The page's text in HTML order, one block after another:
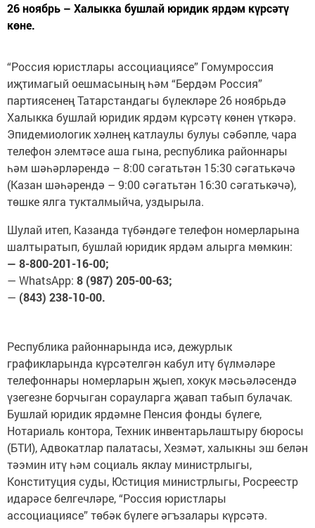
26 ноябрь – Халыкка бушлай юридик ярдәм күрсәтү
көне.
“Россия юристлары ассоциациясе” Гомумроссия
иҗтимагый оешмасының һәм “Бердәм Россия”
партиясенең Татарстандагы бүлекләре 26 ноябрьдә
Халыкка бушлай юридик ярдәм күрсәтү көнен үткәрә.
Эпидемиологик хәлнең катлаулы булуы сәбәпле, чара
телефон элемтәсе аша гына, республика районнары
һәм шәһәрләрендә – 8:00 сәгатьтән 15:30 сәгатькәчә
(Казан шәһәрендә – 9:00 сәгатьтән 16:30 сәгатькәчә),
төшке ялга тукталмыйча, уздырыла.
Шулай итеп, Казанда түбәндәге телефон номерларына
шалтыратып, бушлай юридик ярдәм алырга мөмкин:
— 8-800-201-16-00;
— WhatsApp: 8 (987) 205-00-63;
— (843) 238-10-00.
Республика районнарында исә, дежурлык
графикларында күрсәтелгән кабул итү бүлмәләре
телефоннары номерларын җыеп, хокук мәсьәләсендә
үзегезне борчыган сорауларга җавап табып булачак.
Бушлай юридик ярдәмне Пенсия фонды бүлеге,
Нотариаль контора, Техник инвентарьлаштыру бюросы
(БТИ), Адвокатлар палатасы, Хезмәт, халыкны эш белән
тәэмин итү һәм социаль яклау министрлыгы,
Конституция суды, Юстиция министрлыгы, Росреестр
идарәсе белгечләре, “Россия юристлары
ассоциациясе” төбәк бүлеге әгъзалары күрсәтә.